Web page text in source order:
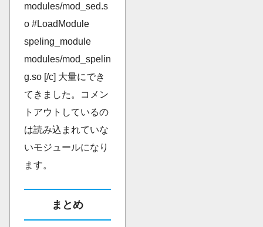
modules/mod_sed.s
o #LoadModule
speling_module
modules/mod_spelin
g.so [/c] 大量にでき
てきました。コメン
トアウトしているの
は読み込まれていな
いモジュールになり
ます。
まとめ